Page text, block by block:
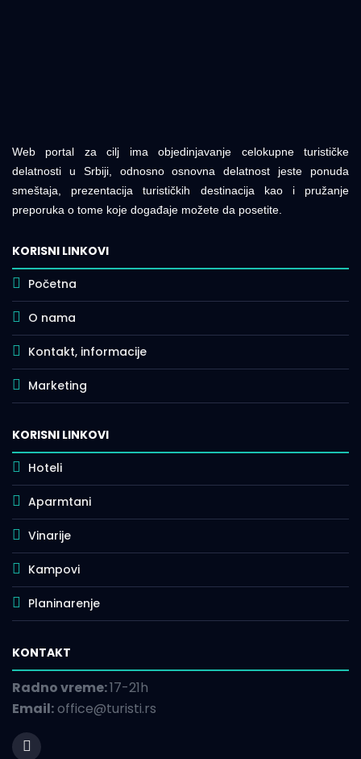
Web portal za cilj ima objedinjavanje celokupne turističke
delatnosti u Srbiji, odnosno osnovna delatnost jeste ponuda
smeštaja, prezentacija turističkih destinacija kao i pružanje
preporuka o tome koje događaje možete da posetite.
KORISNI LINKOVI
Početna
O nama
Kontakt, informacije
Marketing
KORISNI LINKOVI
Hoteli
Aparmtani
Vinarije
Kampovi
Planinarenje
KONTAKT
Radno vreme:17-21h
Email:office@turisti.rs